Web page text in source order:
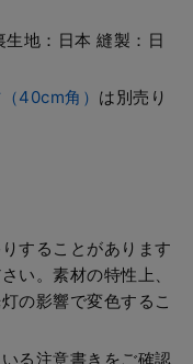
地：日本 縫製：日
40cm角） は別売り
することがあります
い。素材の特性上、
の影響で変色するこ
る注意書きをご確認